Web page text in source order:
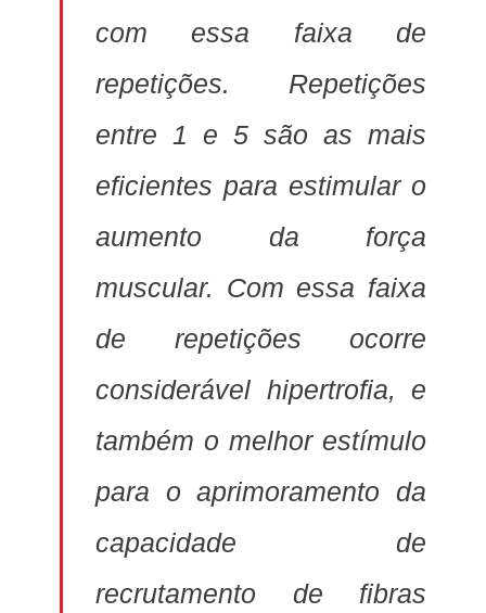
com essa faixa de
repetições. Repetições
entre 1 e 5 são as mais
eficientes para estimular o
aumento da força
muscular. Com essa faixa
de repetições ocorre
considerável hipertrofia, e
também o melhor estímulo
para o aprimoramento da
capacidade de
recrutamento de fibras